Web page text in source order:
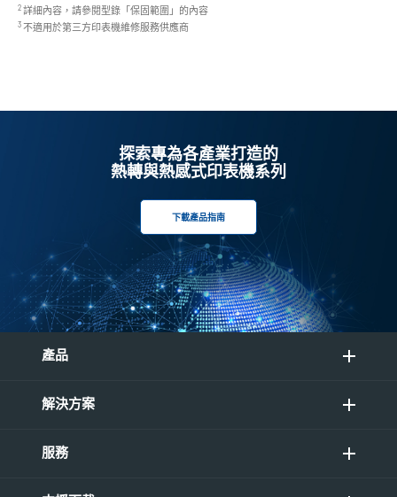
2 詳細內容，請參閱型錄「保固範圍」的內容
3 不適用於第三方印表機維修服務供應商
探索專為各產業打造的
熱轉與熱感式印表機系列
下載產品指南
產品
解決方案
服務